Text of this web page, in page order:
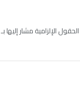
الحقول الإلزامية مشار إليها بـ